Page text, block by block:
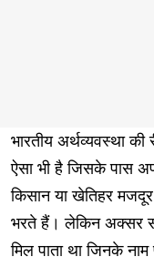
भारतीय अर्थव्यवस्था
ऐसा भी है जिसके पास
किसान या खेतिहर
भरते हैं। लेकिन अक्सर
मिल पाता था जिनके